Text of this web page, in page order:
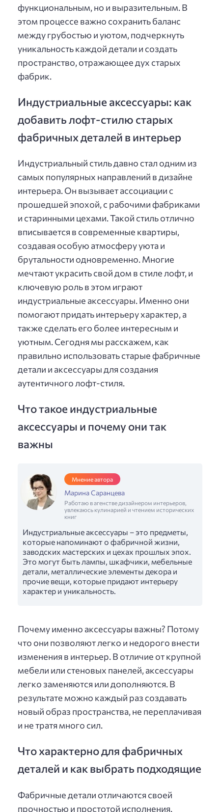
функциональным, но и выразительным. В
этом процессе важно сохранить баланс
между грубостью и уютом, подчеркнуть
уникальность каждой детали и создать
пространство, отражающее дух старых
фабрик.
Индустриальные аксесcуары: как
добавить лофт-стилю старых
фабричных деталей в интерьер
Индустриальный стиль давно стал одним из
самых популярных направлений в дизайне
интерьера. Он вызывает ассоциации с
прошедшей эпохой, с рабочими фабриками
и старинными цехами. Такой стиль отлично
вписывается в современные квартиры,
создавая особую атмосферу уюта и
брутальности одновременно. Многие
мечтают украсить свой дом в стиле лофт, и
ключевую роль в этом играют
индустриальные аксессуары. Именно они
помогают придать интерьеру характер, а
также сделать его более интересным и
уютным. Сегодня мы расскажем, как
правильно использовать старые фабричные
детали и аксессуары для создания
аутентичного лофт-стиля.
Что такое индустриальные
аксессуары и почему они так
важны
Мнение автора
Марина Саранцева
Работаю в агенстве дизайнером интерьеров,
увлекаюсь кулинарией и чтением исторических
книг
Индустриальные аксессуары – это предметы,
которые напоминают о фабричной жизни,
заводских мастерских и цехах прошлых эпох.
Это могут быть лампы, шкафчики, мебельные
детали, металлические элементы декора и
прочие вещи, которые придают интерьеру
характер и уникальность.
Почему именно аксессуары важны? Потому
что они позволяют легко и недорого внести
изменения в интерьер. В отличие от крупной
мебели или стеновых панелей, аксессуары
легко заменяются или дополняются. В
результате можно каждый раз создавать
новый образ пространства, не переплачивая
и не тратя много сил.
Что характерно для фабричных
деталей и как выбрать подходящие
Фабричные детали отличаются своей
прочностью и простотой исполнения.